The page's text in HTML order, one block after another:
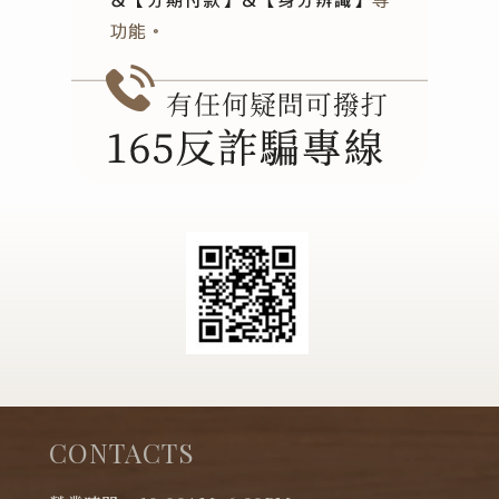
CONTACTS